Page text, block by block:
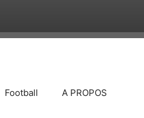
Football A PROPOS